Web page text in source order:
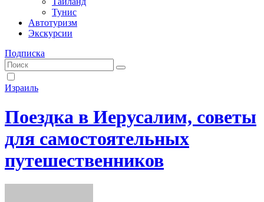
Тунис
Автотуризм
Экскурсии
Подписка
Израиль
Поездка в Иерусалим, советы
для самостоятельных
путешественников